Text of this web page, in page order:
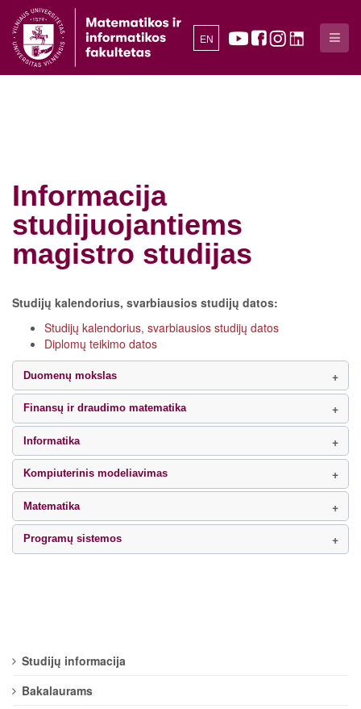
EN
Informacija
studijuojantiems
magistro studijas
Studijų kalendorius, svarbiausios studijų datos:
Studijų kalendorius, svarbiausios studijų datos
Diplomų teikimo datos
Duomenų mokslas
Finansų ir draudimo matematika
Informatika
Kompiuterinis modeliavimas
Matematika
Programų sistemos
Studijų informacija
Bakalaurams